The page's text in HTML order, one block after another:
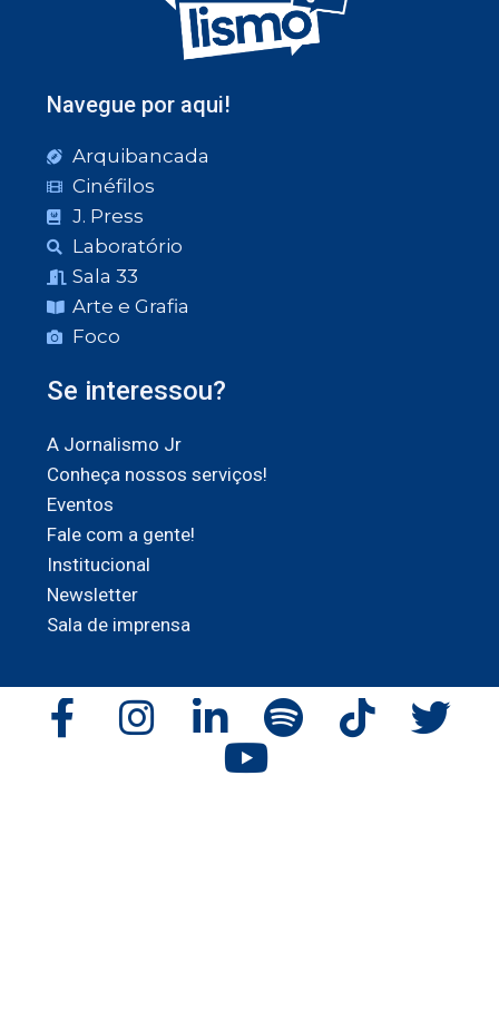
Navegue por aqui!
Arquibancada
Cinéfilos
J. Press
Laboratório
Sala 33
Arte e Grafia
Foco
Se interessou?
A Jornalismo Jr
Conheça nossos serviços!
Eventos
Fale com a gente!
Institucional
Newsletter
Sala de imprensa